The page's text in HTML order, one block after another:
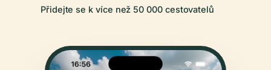
Přidejte se k více než 50 000 cestovatelů